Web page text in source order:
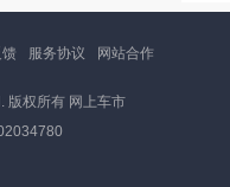
服务协议 网站合作
版权所有 网上车市